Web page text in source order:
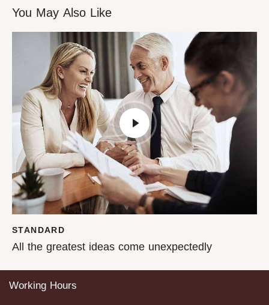
You May Also Like
STANDARD
All the greatest ideas come unexpectedly
Working Hours